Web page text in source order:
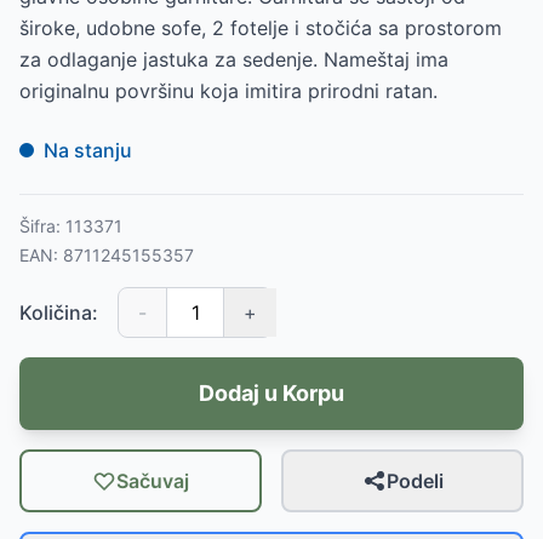
široke, udobne sofe, 2 fotelje i stočića sa prostorom
za odlaganje jastuka za sedenje. Nameštaj ima
originalnu površinu koja imitira prirodni ratan.
Na stanju
Šifra: 113371
EAN: 8711245155357
Količina: - +
Dodaj u Korpu
Sačuvaj Podeli